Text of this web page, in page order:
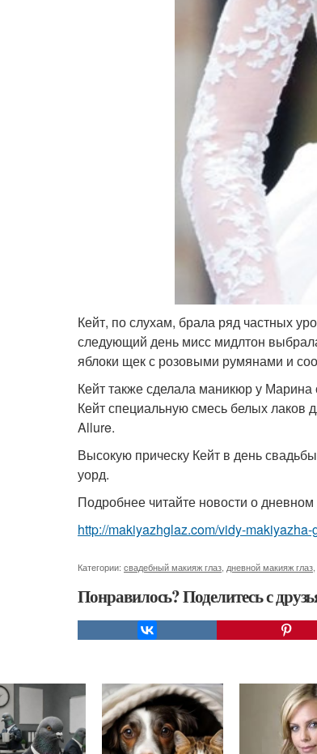
Кейт, по слухам, брала ряд частных
следующий день мисс мидлтон
яблоки щек с розовыми румянами и
Кейт также сделала маникюр у
Кейт специальную смесь белых лаков
Allure.
Высокую прическу Кейт в день
уорд.
Подробнее читайте новости о
http://makiyazhglaz.com/vidy-
Категории: свадебный макияж глаз, дневной макияж глаз,
Понравилось? Поделитесь с